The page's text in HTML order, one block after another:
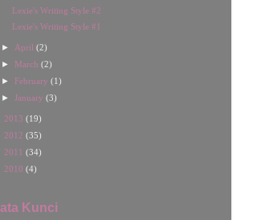
Lexie's Writing Style #2
Lexie's Writing Style #1
► April (2)
► March (2)
► February (1)
► January (3)
2013 (19)
2012 (35)
2011 (34)
2010 (4)
Kunci